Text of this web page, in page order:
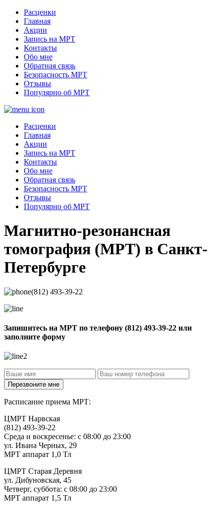
Расценки
Главная
Акции
Запись на МРТ
Контакты
Обо мне
Обратная связь
Безопасность МРТ
Отзывы
Популярно об МРТ
Расценки
Главная
Акции
Запись на МРТ
Контакты
Обо мне
Обратная связь
Безопасность МРТ
Отзывы
Популярно об МРТ
Магнитно-резонансная
томография (МРТ) в Санкт-
Петербурге
(812) 493-39-22
Запишитесь на МРТ по телефону (812) 493-39-22 или
заполните форму
Расписание приема МРТ:
ЦМРТ Нарвская
(812) 493-39-22
Среда и воскресенье: с 08:00 до 23:00
ул. Ивана Черных, 29
МРТ аппарат 1,0 Тл
ЦМРТ Старая Деревня
ул. Дибуновская, 45
Четверг, суббота: с 08:00 до 23:00
МРТ аппарат 1,5 Тл